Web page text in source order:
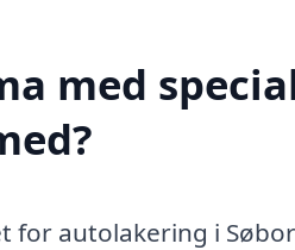
med
for autolakering i